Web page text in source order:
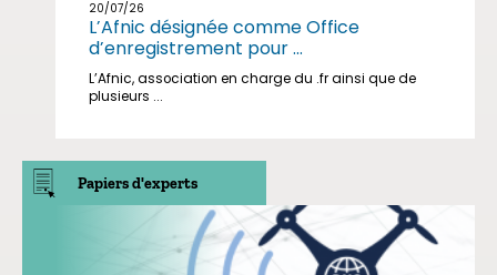
20/07/26
L’Afnic désignée comme Office
d’enregistrement pour ...
L’Afnic, association en charge du .fr ainsi que de
plusieurs ...
Papiers d'experts